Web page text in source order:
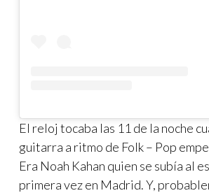
El reloj tocaba las 11 de la noche
guitarra a ritmo de Folk – Pop
Era Noah Kahan quien se subía al
primera vez en Madrid. Y,